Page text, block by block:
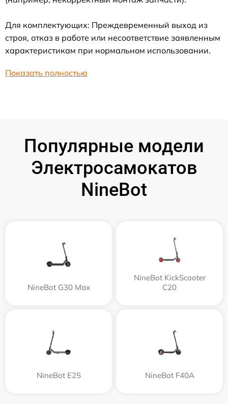
Для комплектующих: Преждевременный выход из
строя, отказ в работе или несоответствие заявленным
характеристикам при нормальном использовании.
Показать полностью
Популярные модели
Электросамокатов
NineBot
NineBot G30 Max
NineBot KickScooter
C20
NineBot E25 NineBot F40A